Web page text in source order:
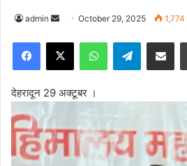
admin
n
d
n
m
October 29, 2025 1,774
Telegram
देहरादून 29 अक्टूबर ।